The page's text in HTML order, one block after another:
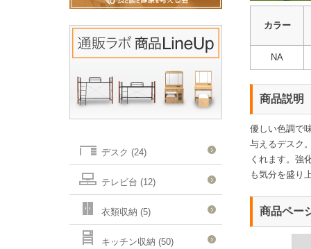
カラー
NA
商品説明
優しい色調で
与えるデスク
くれます。強
も気分を盛り
商品ペー
デスク (24)
テレビ台 (12)
衣類収納 (5)
キッチン収納 (50)